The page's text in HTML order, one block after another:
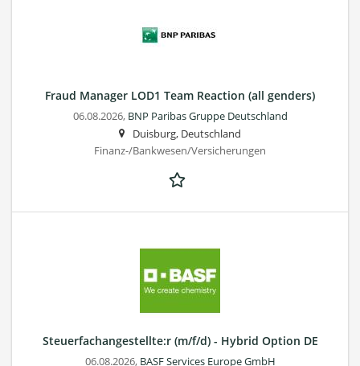
Fraud Manager LOD1 Team Reaction (all genders)
06.08.2026, BNP Paribas Gruppe Deutschland
Duisburg, Deutschland
Finanz-/Bankwesen/Versicherungen
Steuerfachangestellte:r (m/f/d) - Hybrid Option DE
06.08.2026, BASF Services Europe GmbH